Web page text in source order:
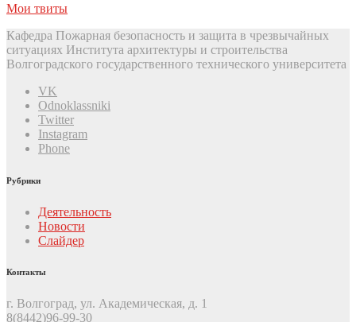
Мои твиты
Кафедра Пожарная безопасность и защита в чрезвычайных
ситуациях Института архитектуры и строительства
Волгоградского государственного технического университета
VK
Odnoklassniki
Twitter
Instagram
Phone
Рубрики
Деятельность
Новости
Слайдер
Контакты
г. Волгоград, ул. Академическая, д. 1
8(8442)96-99-30